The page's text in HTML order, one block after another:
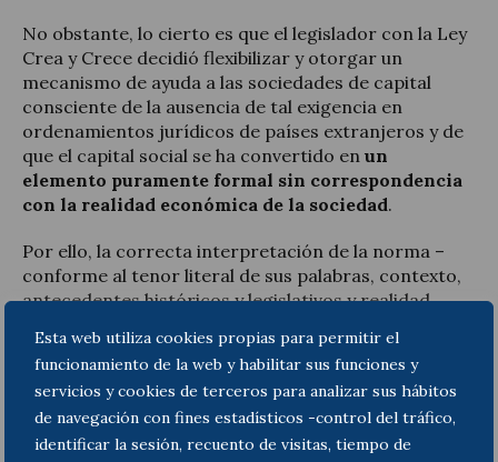
Esta web utiliza cookies propias para permitir el
funcionamiento de la web y habilitar sus funciones y
servicios y cookies de terceros para analizar sus hábitos
de navegación con fines estadísticos -control del tráfico,
identificar la sesión, recuento de visitas, tiempo de
No obstante, lo cierto es que el legislador con la Ley
Crea y Crece decidió flexibilizar y otorgar un
mecanismo de ayuda a las sociedades de capital
consciente de la ausencia de tal exigencia en
ordenamientos jurídicos de países extranjeros y de
que el capital social se ha convertido en un
elemento puramente formal sin correspondencia
con la realidad económica de la sociedad.
Por ello, la correcta interpretación de la norma –
conforme al tenor literal de sus palabras, contexto,
antecedentes históricos y legislativos y realidad
mínimo exigido en las sociedades de responsabilidad
limitada es de 1 €,siendo que esta regla aplica de
forma dinámica y no impide acordar una
operación de reducción del capital de una
sociedad previamente constituida por debajo de